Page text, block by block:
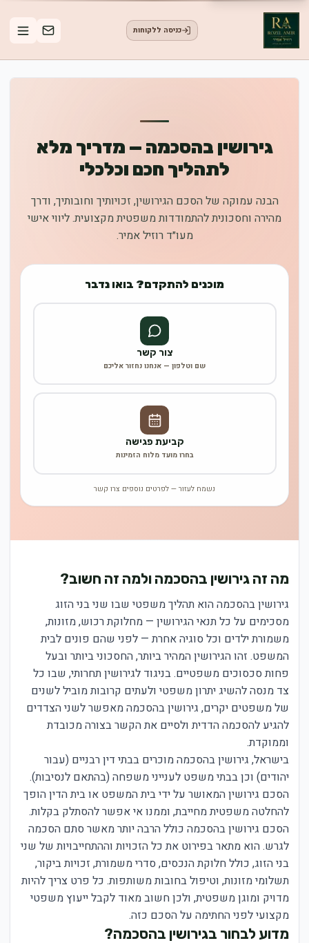
כניסה ללקוחות
גירושין בהסכמה — מדריך מלא
לתהליך חכם וכלכלי
הבנה עמוקה של הסכם הגירושין, זכויותיך וחובותיך, ודרך
מהירה וחסכונית להתמודדות משפטית מקצועית. ליווי אישי
מעו״ד רוזיל אמיר.
מוכנים להתקדם? בואו נדבר
צור קשר
שם וטלפון — אנחנו נחזור אליכם
קביעת פגישה
בחרו מועד מלוח הזמינות
נשמח לעזור — לפרטים נוספים צרו קשר
מה זה גירושין בהסכמה ולמה זה חשוב?
גירושין בהסכמה הוא תהליך משפטי שבו שני בני הזוג
מסכימים על כל תנאי הגירושין — מחלוקת רכוש, מזונות,
משמורת ילדים וכל סוגיה אחרת — לפני שהם פונים לבית
המשפט. זהו הגירושין המהיר ביותר, החסכוני ביותר ובעל
פחות סכסוכים משפטיים. בניגוד לגירושין תחרותי, שבו כל
צד מנסה להשיג יתרון משפטי ולעתים קרובות מוביל לשנים
של משפטים יקרים, גירושין בהסכמה מאפשר לשני הצדדים
להגיע להסכמה הדדית ולסיים את הקשר בצורה מכובדת
וממוקדת.
בישראל, גירושין בהסכמה מוכרים בבתי דין רבניים (עבור
יהודים) וכן בבתי משפט לענייני משפחה (בהתאם לנסיבות).
הסכם גירושין המאושר על ידי בית המשפט או בית הדין הופך
להחלטה משפטית מחייבת, וממנו אי אפשר להסתלק בקלות.
הסכם גירושין בהסכמה כולל הרבה יותר מאשר סתם הסכמה
לגרש. הוא מתאר בפירוט את כל הזכויות וההתחייבויות של שני
בני הזוג, כולל חלוקת הנכסים, סדרי משמורת, זכויות ביקור,
תשלומי מזונות, וטיפול בחובות משותפות. כל פרט צריך להיות
מדויק ומוגן משפטית, ולכן חשוב מאוד לקבל ייעוץ משפטי
מקצועי לפני החתימה על הסכם כזה.
מדוע לבחור בגירושין בהסכמה?